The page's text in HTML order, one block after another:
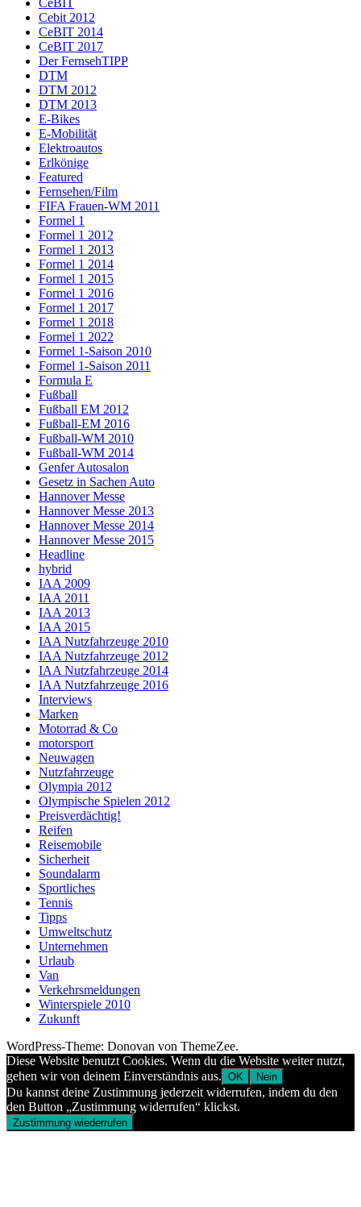
Cebit 2012
CeBIT 2014
CeBIT 2017
Der FernsehTIPP
DTM
DTM 2012
DTM 2013
E-Bikes
E-Mobilität
Elektroautos
Erlkönige
Featured
Fernsehen/Film
FIFA Frauen-WM 2011
Formel 1
Formel 1 2012
Formel 1 2013
Formel 1 2014
Formel 1 2015
Formel 1 2016
Formel 1 2017
Formel 1 2018
Formel 1 2022
Formel 1-Saison 2010
Formel 1-Saison 2011
Formula E
Fußball
Fußball EM 2012
Fußball-EM 2016
Fußball-WM 2010
Fußball-WM 2014
Genfer Autosalon
Gesetz in Sachen Auto
Hannover Messe
Hannover Messe 2013
Hannover Messe 2014
Hannover Messe 2015
Headline
hybrid
IAA 2009
IAA 2011
IAA 2013
IAA 2015
IAA Nutzfahrzeuge 2010
IAA Nutzfahrzeuge 2012
IAA Nutzfahrzeuge 2014
IAA Nutzfahrzeuge 2016
Interviews
Marken
Motorrad & Co
motorsport
Neuwagen
Nutzfahrzeuge
Olympia 2012
Olympische Spielen 2012
Preisverdächtig!
Reifen
Reisemobile
Sicherheit
Soundalarm
Sportliches
Tennis
Tipps
Umweltschutz
Unternehmen
Urlaub
Van
Verkehrsmeldungen
Winterspiele 2010
Zukunft
WordPress-Theme: Donovan von ThemeZee.
Diese Website benutzt Cookies. Wenn du die Website weiter nutzt,
gehen wir von deinem Einverständnis aus. OK Nein
Du kannst deine Zustimmung jederzeit widerrufen, indem du den
den Button „Zustimmung widerrufen“ klickst.
Zustimmung wiederrufen